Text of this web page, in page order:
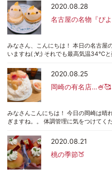
2020.08.28
名古屋の名物『ぴよ
みなさん、こんにちは！ 本日の名古屋
いますね( ;∀;) それでも最高気温34℃
2020.08.25
岡崎の有名店…🍧🥰
みなさんこんにちは！ 今日の岡崎は
ぎますね。。 体調管理に気をつけて
2020.08.21
桃の季節🍑